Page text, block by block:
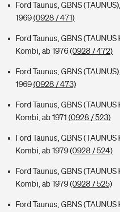
Ford Taunus, GBNS
1969(0928 / 471)
Ford Taunus, GBNS (TAUNUS
Kombi, ab 1976(0928 / 472)
Ford Taunus, GBNS
1969(0928 / 473)
Ford Taunus, GBNS (TAUNUS
Kombi, ab 1971 (0928 / 523)
Ford Taunus, GBNS (TAUNUS
Kombi, ab 1979(0928 / 524)
Ford Taunus, GBNS (TAUNUS
Kombi, ab 1979(0928 / 525)
Ford Taunus, GBNS (TAUNUS